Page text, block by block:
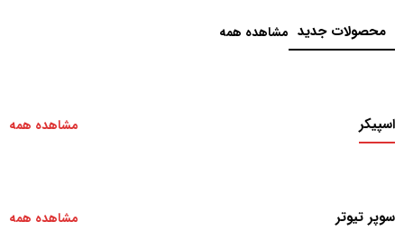
محصولات جدید مشاهده همه
اسپیکر مشاهده همه
سوپر تیوتر مشاهده همه